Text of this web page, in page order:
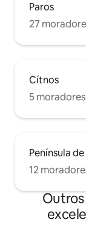
Paros
27
Cítnos
5
Península
12